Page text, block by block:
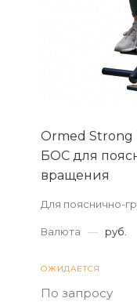
Ormed Strong
БОС для
вращения
Для пояснично-
Валюта — руб.
ОЖИДАЕТСЯ
По запросу